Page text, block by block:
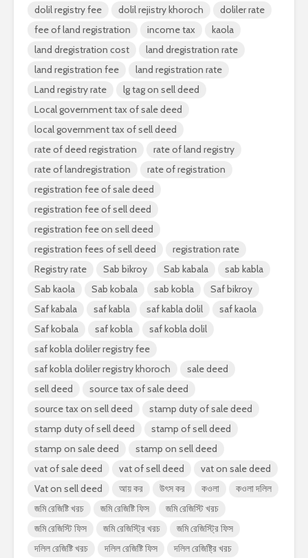
dolil registry fee
dolil rejistry khoroch
doliler rate
fee of land registration
income tax
kaola
land dregistration cost
land dregistration rate
land registration fee
land registration rate
Land registry rate
lg tag on sell deed
Local government tax of sale deed
local government tax of sell deed
rate of deed registration
rate of land registry
rate of landregistration
rate of registration
registration fee of sale deed
registration fee of sell deed
registration fee on sell deed
registration fees of sell deed
registration rate
Registry rate
Sab bikroy Sab kabala
sab kabla
Sab kaola
Sab kobala sab kobla
Saf bikroy
Saf kabala
saf kabla saf kabla dolil
saf kaola
Saf kobala
saf kobla
saf kobla dolil
saf kobla doliler registry fee
saf kobla doliler registry khoroch
sale deed
sell deed
source tax of sale deed
source tax on sell deed
stamp duty of sale deed
stamp duty of sell deed
stamp of sell deed
stamp on sale deed
stamp on sell deed
vat of sale deed
vat of sell deed
vat on sale deed
Vat on sell deed
আয় কর উৎস কর কওলা
কওলা দলিল
জমি রেজিষ্টি খরচ
জমি রেজিষ্টি ফিস
জমি রেজিস্টি খরচ
জমি রেজিস্টি ফিস
জমি রেজিস্ট্রি খরচ
জমি রেজিস্ট্রি ফিস
দলিল রেজিষ্টি খরচ
দলিল রেজিষ্টি ফিস দলিল রেজিষ্ট্রি খরচ